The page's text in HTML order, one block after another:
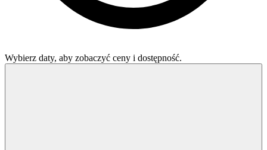
Wybierz daty, aby zobaczyć ceny i dostępność.